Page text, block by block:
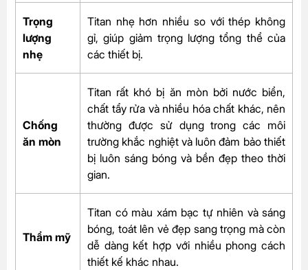
Trọng
lượng
nhẹ
Titan nhẹ hơn nhiều so với thép không
gỉ, giúp giảm trọng lượng tổng thể của
các thiết bị.
Chống
ăn mòn
Titan rất khó bị ăn mòn bởi nước biển,
chất tẩy rửa và nhiều hóa chất khác, nên
thường được sử dụng trong các môi
trường khắc nghiệt và luôn đảm bảo thiết
bị luôn sáng bóng và bền đẹp theo thời
gian.
Thẩm mỹ
Titan có màu xám bạc tự nhiên và sáng
bóng, toát lên vẻ đẹp sang trọng mà còn
dễ dàng kết hợp với nhiều phong cách
thiết kế khác nhau.